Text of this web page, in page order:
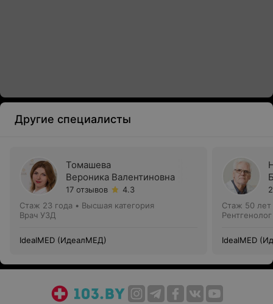
Другие специалисты
Томашева
Вероника Валентиновна
17 отзывов
4.3
Стаж 23 года • Высшая категория
Врач УЗД
IdealMED (ИдеалМЕД)
Стаж 50 лет
IdealMED